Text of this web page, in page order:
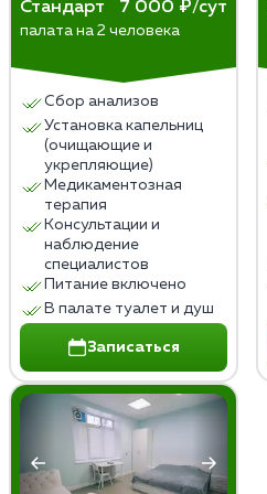
Стандарт 7 000 ₽/сут
палата на 2 человека
Сбор анализов
Установка капельниц
(очищающие и
укрепляющие)
Медикаментозная
терапия
Консультации и
наблюдение
специалистов
Питание включено
В палате туалет и душ
Записаться